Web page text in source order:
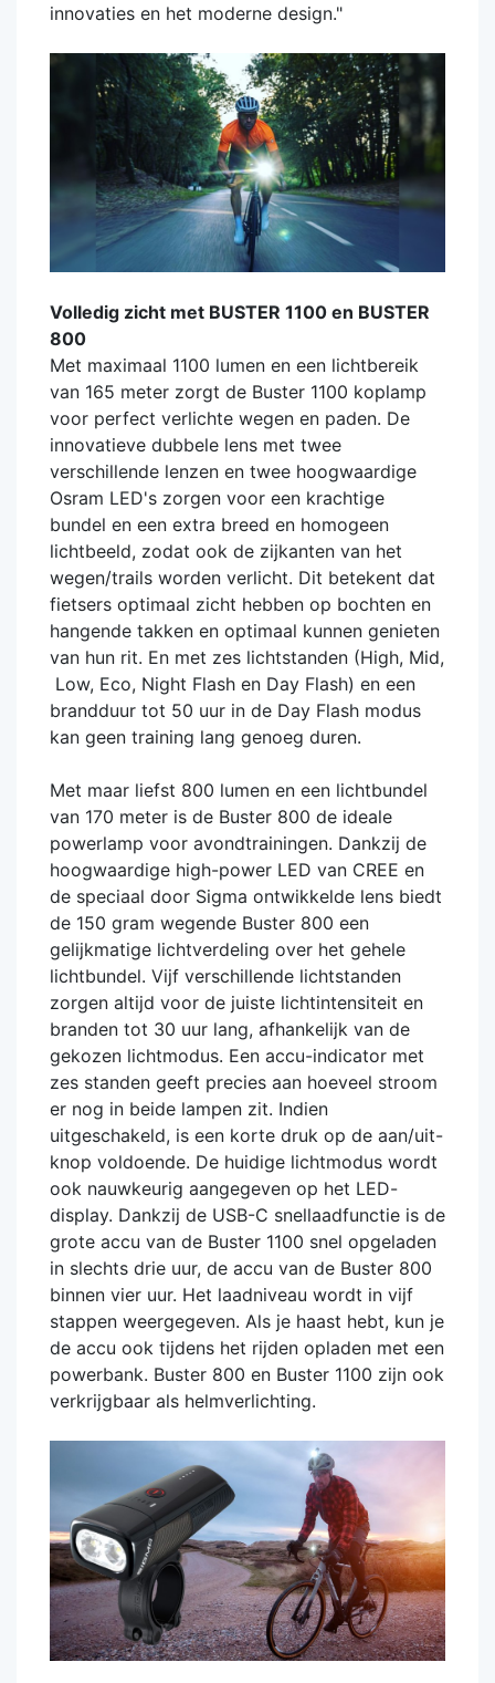
innovaties en het moderne design."
Volledig zicht met BUSTER 1100 en BUSTER
800
Met maximaal 1100 lumen en een lichtbereik
van 165 meter zorgt de Buster 1100 koplamp
voor perfect verlichte wegen en paden. De
innovatieve dubbele lens met twee
verschillende lenzen en twee hoogwaardige
Osram LED's zorgen voor een krachtige
bundel en een extra breed en homogeen
lichtbeeld, zodat ook de zijkanten van het
wegen/trails worden verlicht. Dit betekent dat
fietsers optimaal zicht hebben op bochten en
hangende takken en optimaal kunnen genieten
van hun rit. En met zes lichtstanden (High, Mid,
Low, Eco, Night Flash en Day Flash) en een
brandduur tot 50 uur in de Day Flash modus
kan geen training lang genoeg duren.
Met maar liefst 800 lumen en een lichtbundel
van 170 meter is de Buster 800 de ideale
powerlamp voor avondtrainingen. Dankzij de
hoogwaardige high-power LED van CREE en
de speciaal door Sigma ontwikkelde lens biedt
de 150 gram wegende Buster 800 een
gelijkmatige lichtverdeling over het gehele
lichtbundel. Vijf verschillende lichtstanden
zorgen altijd voor de juiste lichtintensiteit en
branden tot 30 uur lang, afhankelijk van de
gekozen lichtmodus. Een accu-indicator met
zes standen geeft precies aan hoeveel stroom
er nog in beide lampen zit. Indien
uitgeschakeld, is een korte druk op de aan/uit-
knop voldoende. De huidige lichtmodus wordt
ook nauwkeurig aangegeven op het LED-
display. Dankzij de USB-C snellaadfunctie is de
grote accu van de Buster 1100 snel opgeladen
in slechts drie uur, de accu van de Buster 800
binnen vier uur. Het laadniveau wordt in vijf
stappen weergegeven. Als je haast hebt, kun je
de accu ook tijdens het rijden opladen met een
powerbank. Buster 800 en Buster 1100 zijn ook
verkrijgbaar als helmverlichting.